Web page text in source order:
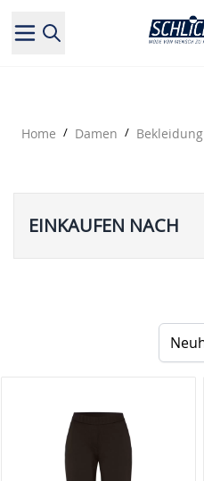
Home / Damen / Bekleidung
EINKAUFEN NACH